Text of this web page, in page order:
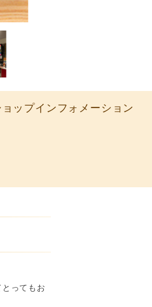
ョップインフォメーション
ってもお